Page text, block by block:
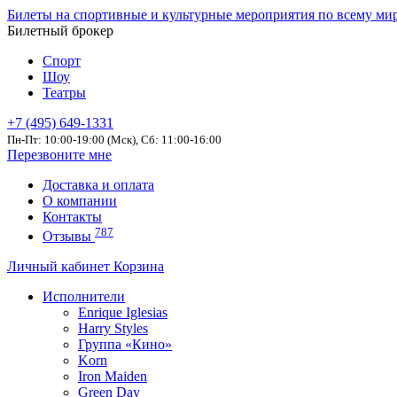
Билеты на спортивные и культурные мероприятия по всему
Билетный брокер
Спорт
Шоу
Театры
+7 (495) 649-1331
Пн-Пт: 10:00-19:00 (Мск), Сб: 11:00-16:00
Перезвоните мне
Доставка и оплата
О компании
Контакты
Отзывы 787
Личный кабинет Корзина
Исполнители
Enrique Iglesias
Harry Styles
Группа «Кино»
Korn
Iron Maiden
Green Day